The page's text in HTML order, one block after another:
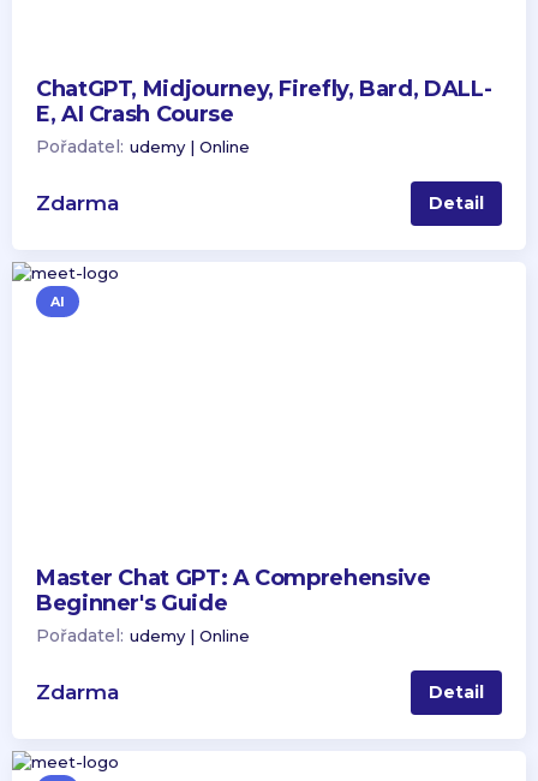
ChatGPT, Midjourney, Firefly, Bard, DALL-
E, AI Crash Course
Pořadatel: udemy | Online
Zdarma Detail
Master Chat GPT: A Comprehensive
Beginner's Guide
AI
Pořadatel: udemy | Online
Zdarma Detail